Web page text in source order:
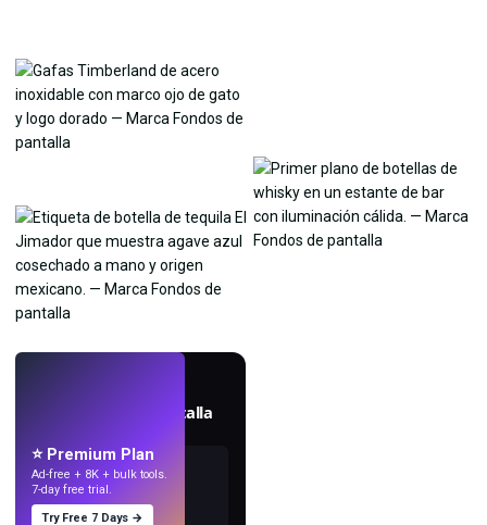
Crea fondos de pantalla
⭐ Premium Plan
Ad-free + 8K + bulk tools.
7-day free trial.
Try Free 7 Days →